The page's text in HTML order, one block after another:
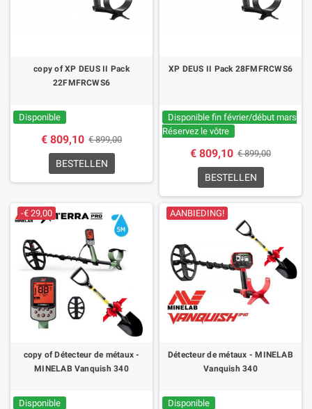
copy of XP DEUS II Pack
22FMFRCWS6
Disponible
€ 809,10 € 899,00
BESTELLEN
XP DEUS II Pack 28FMFRCWS6
Disponible fin février/début mars
Réservez le vôtre
€ 809,10 € 899,00
BESTELLEN
-€ 29,00
copy of Détecteur de métaux -
MINELAB Vanquish 340
Disponible
AANBIEDING!
Détecteur de métaux - MINELAB
Vanquish 340
Disponible